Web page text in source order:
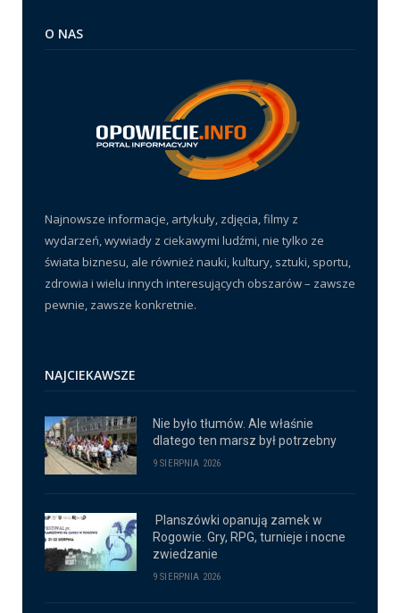
O NAS
Najnowsze informacje, artykuły, zdjęcia, filmy z
wydarzeń, wywiady z ciekawymi ludźmi, nie tylko ze
świata biznesu, ale również nauki, kultury, sztuki, sportu,
zdrowia i wielu innych interesujących obszarów – zawsze
pewnie, zawsze konkretnie.
NAJCIEKAWSZE
Nie było tłumów. Ale właśnie
dlatego ten marsz był potrzebny
9 SIERPNIA 2026
Planszówki opanują zamek w
Rogowie. Gry, RPG, turnieje i nocne
zwiedzanie
9 SIERPNIA 2026